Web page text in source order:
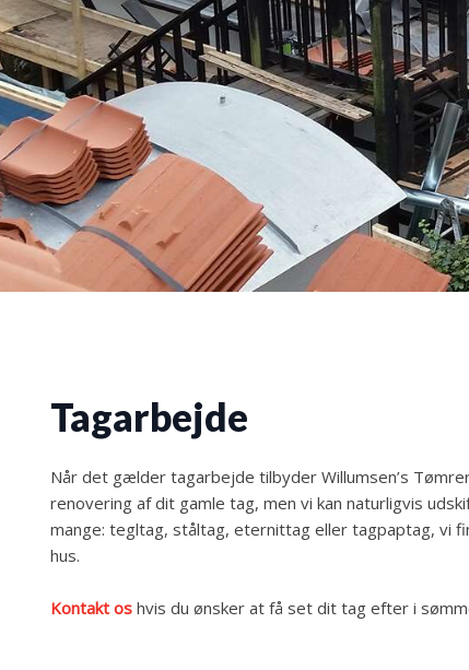
Tagarbejde
Når det gælder tagarbejde tilbyder Willumsen’s
renovering af dit gamle tag, men vi kan naturligvis
mange: tegltag, ståltag, eternittag eller tagpaptag, vi
hus.
Kontakt os hvis du ønsker at få set dit tag efter i